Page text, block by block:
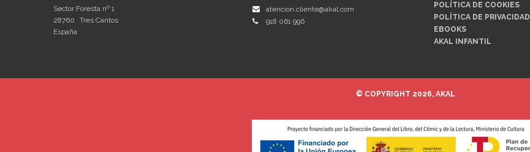
Sector Foresta nº 1
28760
Tres Cantos
España
atencion.cliente@akal.com
918 061 996
POLÍTICA DE COOKIES
POLÍTICA DE PRIVACIDAD
EBOOKS
AKAL INFANTIL
© COPYRIGHT 2026, AKAL